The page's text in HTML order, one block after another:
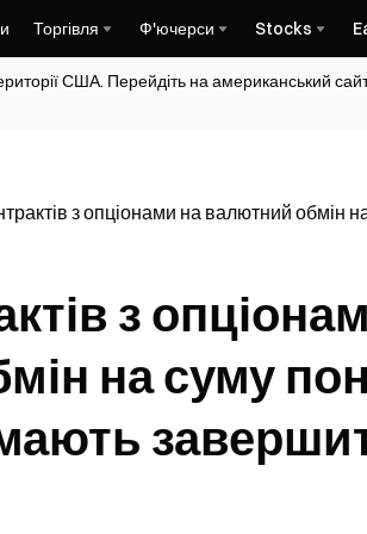
Торгівля Ф'ючерси Stocks
США. Перейдіть на американський
з опціонами на валютний обмін
з
на суму